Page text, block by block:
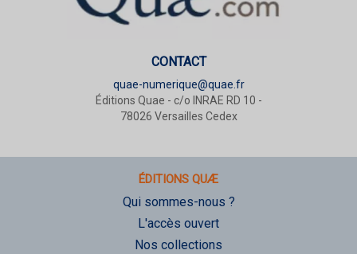
CONTACT
quae-numerique@quae.fr
Éditions Quae - c/o INRAE RD 10 -
78026 Versailles Cedex
ÉDITIONS QUÆ
Qui sommes-nous ?
L'accès ouvert
Nos collections